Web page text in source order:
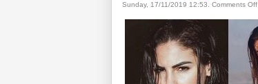
Sunday, 17/11/2019 12:53 Comments Off